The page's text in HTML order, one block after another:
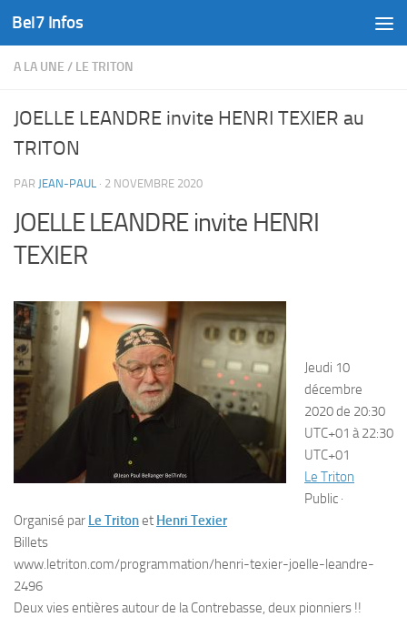
Skip to content
Bel7 Infos
A LA UNE / LE TRITON
JOELLE LEANDRE invite HENRI TEXIER au
TRITON
PAR JEAN-PAUL · 2 NOVEMBRE 2020
JOELLE LEANDRE invite HENRI
TEXIER
Jeudi 10
décembre
2020 de 20:30
UTC+01 à 22:30
UTC+01
Le Triton
Public ·
Organisé par Le Tritonet Henri Texier
Billets
www.letriton.com/programmation/henri-texier-joelle-leandre-
2496
Deux vies entières autour de la Contrebasse, deux pionniers !!